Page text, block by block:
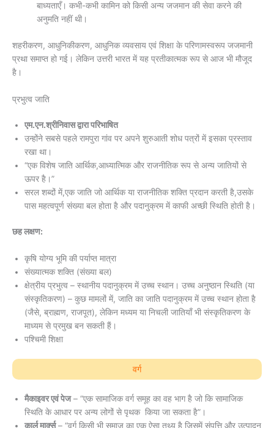
बाध्यताएँ। कभी-कभी कामिन को किसी अन्य जजमान की सेवा करने की
अनुमति नहीं थी।
शहरीकरण, आधुनिकीकरण, आधुनिक व्यवसाय एवं शिक्षा के परिणामस्वरूप जजमानी
प्रथा समाप्त हो गई। लेकिन उत्तरी भारत में यह प्रतीकात्मक रूप से आज भी मौजूद
है।
प्रभुत्व जाति
एम.एन.श्रीनिवास द्वारा परिभाषित
उन्होंने सबसे पहले रामपुरा गांव पर अपने शुरुआती शोध पत्रों में इसका प्रस्ताव
रखा था।
“एक विशेष जाति आर्थिक,आध्यात्मिक और राजनीतिक रूप से अन्य जातियों से
ऊपर है।”
सरल शब्दों में,एक जाति जो आर्थिक या राजनीतिक शक्ति प्रदान करती है,उसके
पास महत्वपूर्ण संख्या बल होता है और पदानुक्रम में काफी अच्छी स्थिति होती है।
छह लक्षण:
कृषि योग्य भूमि की पर्याप्त मात्रा
संख्यात्मक शक्ति (संख्या बल)
क्षेत्रीय प्रभुत्व – स्थानीय पदानुक्रम में उच्च स्थान। उच्च अनुष्ठान स्थिति (या
संस्कृतिकरण) – कुछ मामलों में, जाति का जाति पदानुक्रम में उच्च स्थान होता है
(जैसे, ब्राह्मण, राजपूत), लेकिन मध्यम या निचली जातियाँ भी संस्कृतिकरण के
माध्यम से प्रमुख बन सकती हैं।
पश्चिमी शिक्षा
वर्ग
मैकाइवर एवं पेज– “एक सामाजिक वर्ग समूह का वह भाग है जो कि सामाजिक
स्थिति के आधार पर अन्य लोगों से पृथक किया जा सकता है”।
कार्ल मार्क्स– “वर्ग किसी भी समाज का एक ऐसा तथ्य है जिसमें संपत्ति और उत्पादन